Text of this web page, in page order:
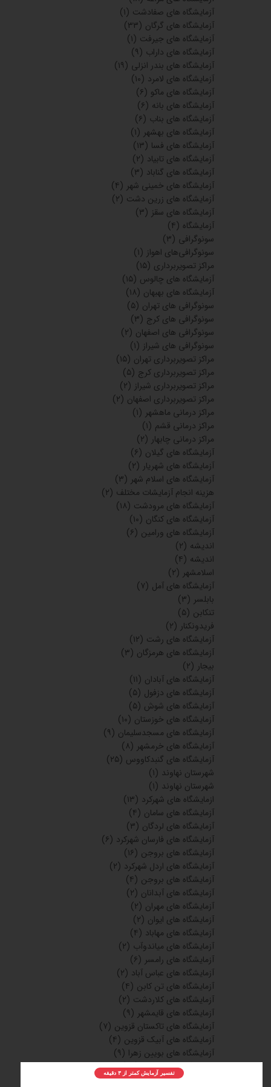
آزمایشگاه های صفادشت (۱)
آزمایشگاه های گرگان (۳۳)
آزمایشگاه های جیرفت (۱)
آزمایشگاه های داراب (۹)
آزمایشگاه های بندر انزلی (۱۹)
آزمایشگاه های لامرد (۱۰)
آزمایشگاه های ماکو (۶)
آزمایشگاه های بانه (۶)
آزمایشگاه های بناب (۶)
آزمایشگاه های بهشهر (۱)
آزمایشگاه های فسا (۱۳)
آزمایشگاه های تابیاد (۲)
آزمایشگاه های گناباد (۳)
آزمایشگاه های خمینی شهر (۴)
آزمایشگاه های زرین دشت (۲)
آزمایشگاه های سقز (۳)
آزمایشگاه (۴)
سونوگرافی (۳)
سونوگرافی‌های اهواز (۱)
مراکز تصویربرداری (۱۵)
آزمایشگاه های چالوس (۱۵)
آزمایشگاه های بهبهان (۱۸)
سونوگرافی های تهران (۵)
سونوگرافی های کرج (۳)
سونوگرافی های اصفهان (۲)
سونوگرافی های شیراز (۱)
مراکز تصویربرداری تهران (۱۵)
مراکز تصویربرداری کرج (۵)
مراکز تصویربرداری شیراز (۲)
مراکز تصویربرداری اصفهان (۲)
مراکز درمانی ماهشهر (۱)
مراکز درمانی قشم (۱)
مراکز درمانی چابهار (۲)
آزمایشگاه های گیلان (۶)
آزمایشگاه های شهریار (۲)
آزمایشگاه های اسلام شهر (۳)
هزینه انجام آزمایشات مختلف (۲)
آزمایشگاه های مرودشت (۱۸)
آزمایشگاه های کنگان (۱۰)
آزمایشگاه های ورامین (۶)
اندیشه (۲)
اندیشه (۴)
اسلامشهر (۲)
آزمایشگاه های آمل (۷)
بابلسر (۳)
تنکابن (۵)
فریدونکنار (۲)
آزمایشگاه های رشت (۱۲)
آزمایشگاه های هرمزگان (۳)
بیجار (۲)
آزمایشگاه های آبادان (۱۱)
آزمایشگاه های دزفول (۵)
آزمایشگاه های شوش (۵)
آزمایشگاه های خوزستان (۱۰)
آزمایشگاه های مسجدسلیمان (۹)
آزمایشگاه های خرمشهر (۸)
آزمایشگاه های گنبدکاووس (۲۵)
شهرستان نهاوند (۱)
شهرستان نهاوند (۱)
ازمایشگاه های شهرکرد (۱۳)
آزمایشگاه های سامان (۴)
آزمایشگاه های لردگان (۳)
آزمایشگاه های فارسان شهرکرد (۶)
آزمایشگاه های بروجن (۱۶)
آزمایشگاه های اردل شهرکرد (۲)
آزمایشگاه های بروجن (۴)
آزمایشگاه های آبدانان (۲)
آزمایشگاه های مهران (۲)
آزمایشگاه های ایوان (۲)
آزمایشگاه های مهاباد (۴)
آزمایشگاه های میاندوآب (۲)
آزمایشگاه های رامسر (۶)
آزمایشگاه های عباس آباد (۲)
آزمایشگاه های تن کابن (۴)
آزمایشگاه های کلاردشت (۲)
آزمایشگاه های قایمشهر (۹)
آزمایشگاه های تاکستان قزوین (۷)
آزمایشگاه های آبیک قزوین (۴)
آزمایشگاه های بویین زهرا (۹)
آزمایشگاه های بجنورد (۲۸)
آزمایشگاه های شیروان (۵)
تفسیر آزمایش کمتر از ۳ دقیقه